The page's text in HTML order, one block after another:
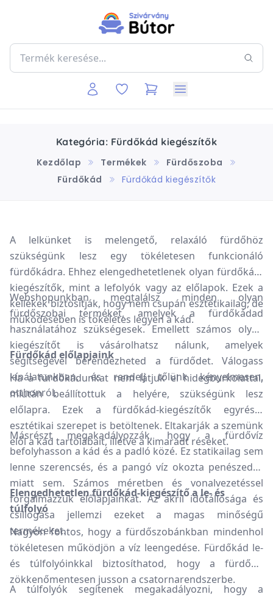
Kategória: Fürdőkád kiegészítők
Kezdőlap
Termékek
Fürdőszoba
Fürdőkád
Fürdőkád kiegészítők
A lelkünket is melengető, relaxáló fürdőhöz
szükségünk lesz egy tökéletesen funkcionáló
fürdőkádra. Ehhez elengedhetetlenek olyan fürdőkád-
kiegészítők, mint a lefolyók vagy az előlapok. Ezek a
kellékek biztosítják, hogy nem csupán esztétikailag, de
működésében is tökéletes legyen a kád.
Webshopunkban megtalálsz minden olyan
fürdőszobai terméket, amelyek a fürdőkádad
használatához szükségesek. Emellett számos olyan
kiegészítőt is vásárolhatsz nálunk, amelyek
segítségével berendezheted a fürdődet. Válogass
kínálatunkban, és rendelj tőlünk kényelmesen,
otthonról.
Fürdőkád előlapjaink
Ha a fürdőkádunkat nem látjuk el hidegburkolattal,
miután beállítottuk a helyére, szükségünk lesz
előlapra. Ezek a fürdőkád-kiegészítők egyrészt
esztétikai szerepet is betöltenek. Eltakarják a szemünk
elől a kád tartólábait, illetve a kimaradt réseket.
Másrészt megakadályozzák, hogy a fürdővíz
befolyhasson a kád és a padló közé. Ez statikailag sem
lenne szerencsés, és a pangó víz okozta penészedés
miatt sem. Számos méretben és vonalvezetéssel
forgalmazzuk előlapjainkat. Az akril időtállósága és
csillogása jellemzi ezeket a magas minőségű
termékeket.
Elengedhetetlen fürdőkád-kiegészítő a le- és
túlfolyó
Nagyon fontos, hogy a fürdőszobánkban mindenhol
tökéletesen működjön a víz leengedése. Fürdőkád le-
és túlfolyóinkkal biztosíthatod, hogy a fürdővíz
zökkenőmentesen jusson a csatornarendszerbe.
A túlfolyók segítenek megakadályozni, hogy a